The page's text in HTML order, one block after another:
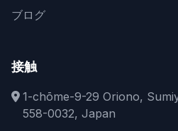
ブログ
接触
1-chōme-9-29 Oriono,
558-0032, Japan